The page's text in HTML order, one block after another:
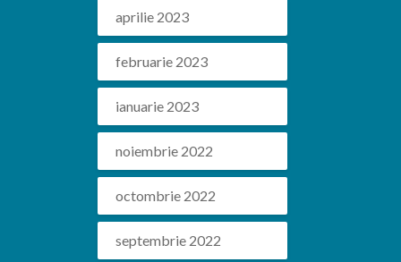
aprilie 2023
februarie 2023
ianuarie 2023
noiembrie 2022
octombrie 2022
septembrie 2022